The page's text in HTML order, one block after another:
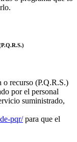
o recurso (P.Q.R.S.)
por el personal
suministrado,
pqr/para que el